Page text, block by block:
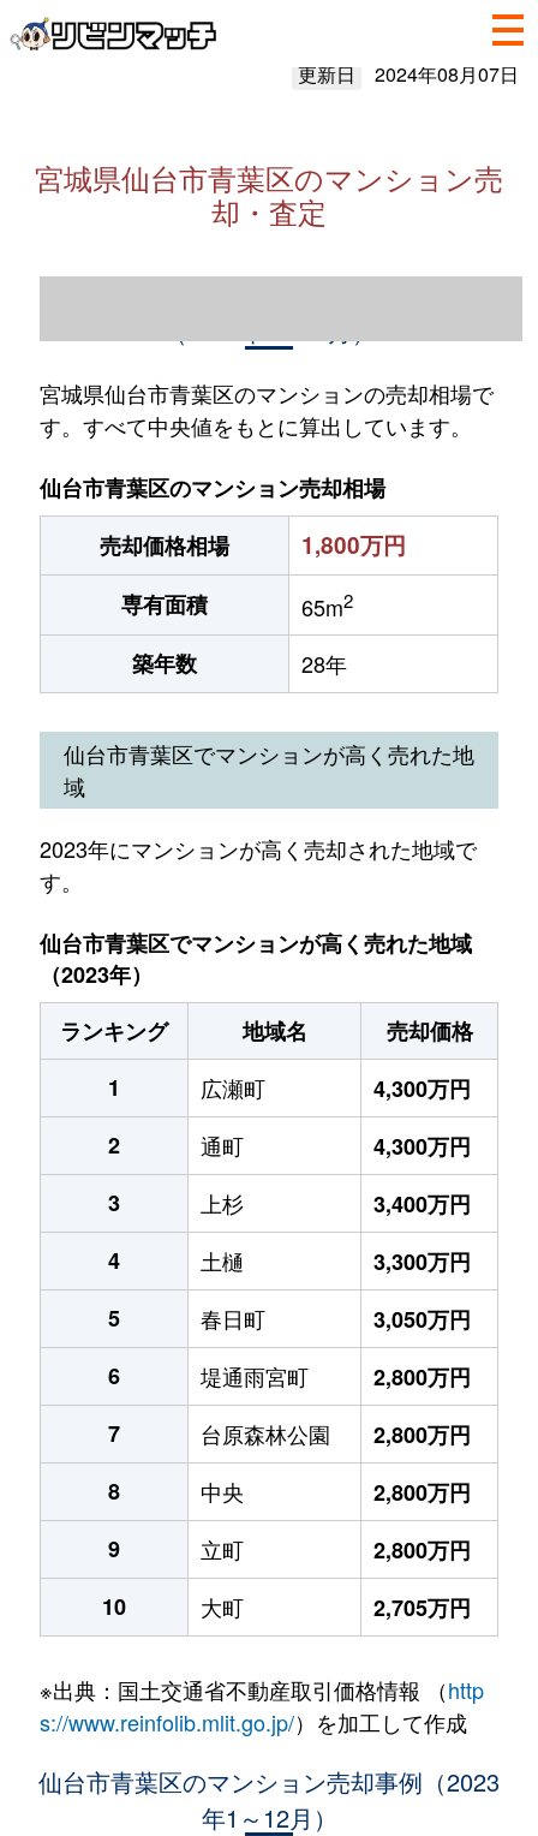
更新日 2024年08月07日
宮城県仙台市青葉区のマンション売
却・査定
宮城県仙台市青葉区のマンションの売却相場で
す。すべて中央値をもとに算出しています。
仙台市青葉区のマンション売却相場
売却価格相場
1,800万円
専有面積 65m2
築年数 28年
仙台市青葉区でマンションが高く売れた地
域
2023年にマンションが高く売却された地域で
す。
仙台市青葉区でマンションが高く売れた地域
（2023年）
ランキング
地域名
売却価格
1
広瀬町
4,300万円
2
通町
4,300万円
3
上杉
3,400万円
4
土樋
3,300万円
5
春日町
3,050万円
6
堤通雨宮町
2,800万円
7
台原森林公園
2,800万円
8
中央
2,800万円
9
立町
2,800万円
10
大町 2,705万円
※出典：国土交通省不動産取引価格情報 （http
s://www.reinfolib.mlit.go.jp/）を加工して作成
仙台市青葉区のマンション売却事例（2023
年1～12月）